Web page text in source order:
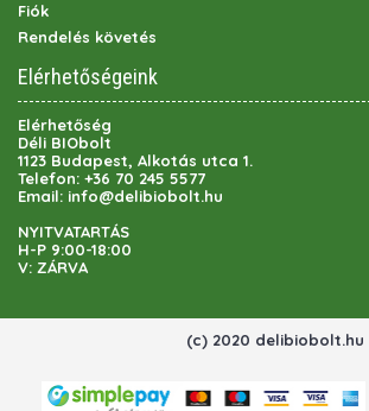
Fiók
Rendelés követés
Elérhetőségeink
Elérhetőség
Déli BIObolt
1123 Budapest, Alkotás utca 1.
Telefon: +36 70 245 5577
Email: info@delibiobolt.hu
NYITVATARTÁS
H-P 9:00-18:00
V: ZÁRVA
(c) 2020 delibiobolt.hu